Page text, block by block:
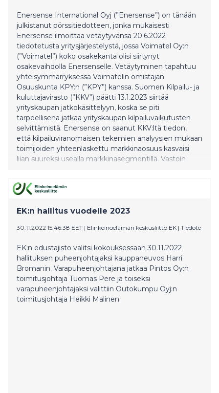
Enersense International Oyj (”Enersense”) on tänään
julkistanut pörssitiedotteen, jonka mukaisesti
Enersense ilmoittaa vetäytyvänsä 20.6.2022
tiedotetusta yritysjärjestelystä, jossa Voimatel Oy:n
(”Voimatel”) koko osakekanta olisi siirtynyt
osakevaihdolla Enersenselle. Vetäytyminen tapahtuu
yhteisymmärryksessä Voimatelin omistajan
Osuuskunta KPY:n (”KPY”) kanssa. Suomen Kilpailu- ja
kuluttajavirasto (”KKV”) päätti 13.1.2023 siirtää
yrityskaupan jatkokäsittelyyn, koska se piti
tarpeellisena jatkaa yrityskaupan kilpailuvaikutusten
selvittämistä. Enersense on saanut KKV:ltä tiedon,
että kilpailuviranomaisen tekemien analyysien mukaan
toimijoiden yhteenlaskettu markkinaosuus kasvaisi
liian suureksi usealla markkinasegmentillä. Vastoin
ostajavoimaa kilpailutilannetta riittävästi
hallitus on arvioinut yritysjärjestelyn mahdottomaksi
EK:n hallitus vuodelle 2023
30.11.2022 15:46:38 EET | Elinkeinoelämän keskusliitto EK | Tiedote
EK:n edustajisto valitsi kokouksessaan 30.11.2022
hallituksen puheenjohtajaksi kauppaneuvos Harri
Bromanin. Varapuheenjohtajana jatkaa Pintos Oy:n
toimitusjohtaja Tuomas Pere ja toiseksi
varapuheenjohtajaksi valittiin Outokumpu Oyj:n
toimitusjohtaja Heikki Malinen.